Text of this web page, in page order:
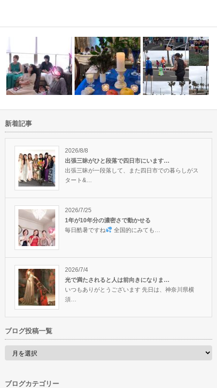
扉が開
魔法の祭典2022summerご来場
あり…
秋分の日は豊かさに感謝のセレ
モニーでした…
マラソンランナーという
るで人生であ…
新着記事
2026/8/8
出張三昧がひと段落で四日市にいます…
出張三昧が一段落して、また四日市での暮らしがス
タート&…
2026/7/25
1年が10年分の濃密さで動かせる
毎日酷暑ですね
全国的にみても…
2026/7/4
光で満たされると人は前向きになりま…
いつもありがとうございます 先日は、神奈川県横
須…
ブログ投稿一覧
ブログカテゴリー